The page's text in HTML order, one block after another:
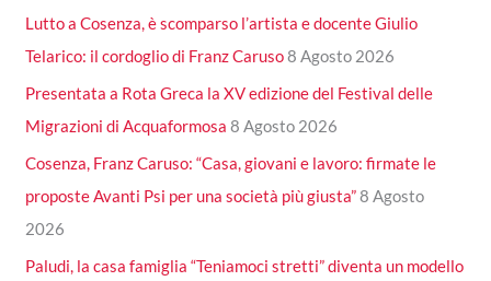
Lutto a Cosenza, è scomparso l’artista e docente Giulio
Telarico: il cordoglio di Franz Caruso8 Agosto 2026
Presentata a Rota Greca la XV edizione del Festival delle
Migrazioni di Acquaformosa 8 Agosto 2026
Cosenza, Franz Caruso: “Casa, giovani e lavoro: firmate le
proposte Avanti Psi per una società più giusta”8 Agosto
2026
Paludi, la casa famiglia “Teniamoci stretti” diventa un modello